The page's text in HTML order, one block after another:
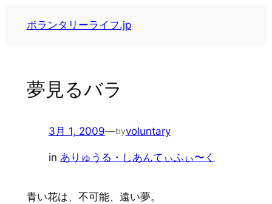
ボランタリーライフ.jp
夢見るバラ
3月 1, 2009—byvoluntary
in ありゅうる・しあんてぃふぃ〜く
青い花は、不可能、遠い夢。